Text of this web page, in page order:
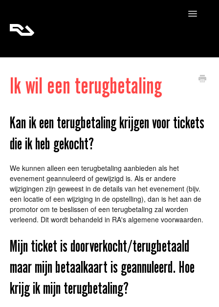
Toggle
RA Pro
Ik wil een terugbetaling
Kan ik een terugbetaling krijgen voor tickets
die ik heb gekocht?
We kunnen alleen een terugbetaling aanbieden als het
evenement geannuleerd of gewijzigd is. Als er andere
wijzigingen zijn geweest in de details van het evenement (bijv.
een locatie of een wijziging in de opstelling), dan is het aan de
promotor om te beslissen of een terugbetaling zal worden
verleend. Dit wordt behandeld in RA's algemene voorwaarden.
Mijn ticket is doorverkocht/terugbetaald
maar mijn betaalkaart is geannuleerd. Hoe
krijg ik mijn terugbetaling?